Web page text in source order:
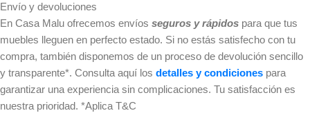
Envío y devoluciones
En Casa Malu ofrecemos envíos seguros y rápidos para que tus
muebles lleguen en perfecto estado. Si no estás satisfecho con tu
compra, también disponemos de un proceso de devolución sencillo
y transparente*. Consulta aquí los detalles y condiciones para
garantizar una experiencia sin complicaciones. Tu satisfacción es
nuestra prioridad. *Aplica T&C